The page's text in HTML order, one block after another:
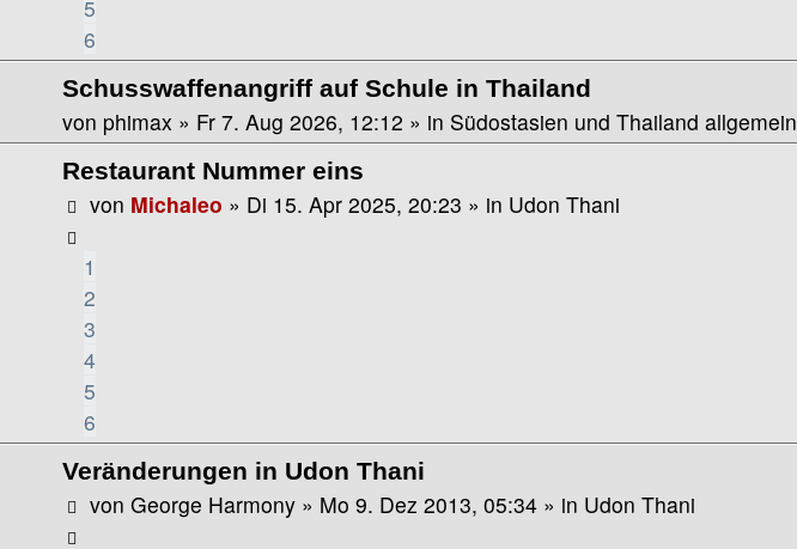
5
6
Schusswaffenangriff auf Schule in Thailand
von phimax » Fr 7. Aug 2026, 12:12 » in Südostasien und Thailand allgemein
Restaurant Nummer eins
von Michaleo » Di 15. Apr 2025, 20:23 » in Udon Thani
1
2
3
4
5
6
Veränderungen in Udon Thani
von George Harmony » Mo 9. Dez 2013, 05:34 » in Udon Thani